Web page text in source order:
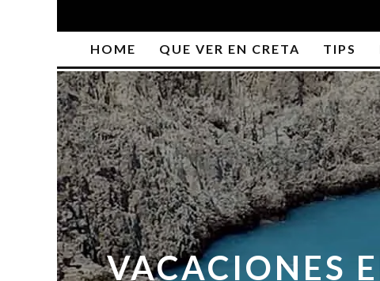
HOME QUE VER EN CRETA TIPS
VACACIONES